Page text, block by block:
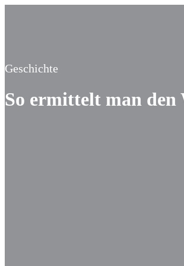
Geschichte
So ermittelt man den